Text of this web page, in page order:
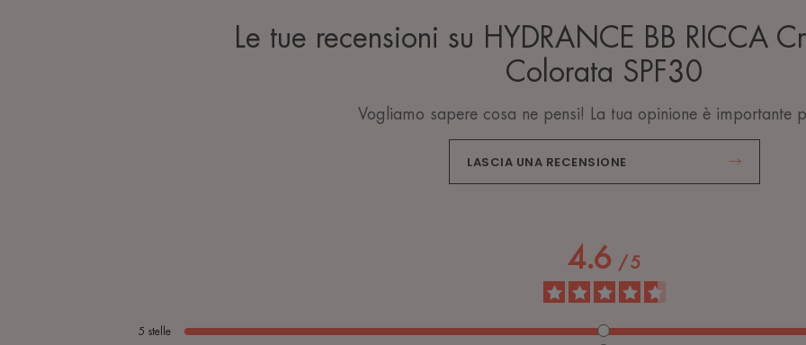
Le tue recensioni su HYDRANCE BB RICCA
Colorata SPF30
Vogliamo sapere cosa ne pensi! La tua opinione è importante
LASCIA UNA RECENSIONE
4.6 / 5
5 stelle